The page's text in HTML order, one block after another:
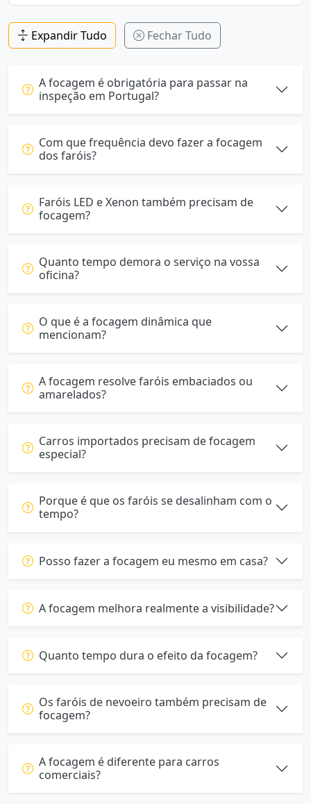
Expandir Tudo Fechar Tudo
A focagem é obrigatória para passar na
inspeção em Portugal?
Com que frequência devo fazer a focagem
dos faróis?
Faróis LED e Xenon também precisam de
focagem?
Quanto tempo demora o serviço na vossa
oficina?
O que é a focagem dinâmica que
mencionam?
A focagem resolve faróis embaciados ou
amarelados?
Carros importados precisam de focagem
especial?
Porque é que os faróis se desalinham com o
tempo?
Posso fazer a focagem eu mesmo em casa?
A focagem melhora realmente a visibilidade?
Quanto tempo dura o efeito da focagem?
Os faróis de nevoeiro também precisam de
focagem?
A focagem é diferente para carros
comerciais?